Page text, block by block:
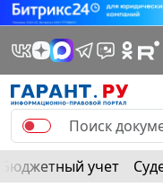
Бюджетный учет